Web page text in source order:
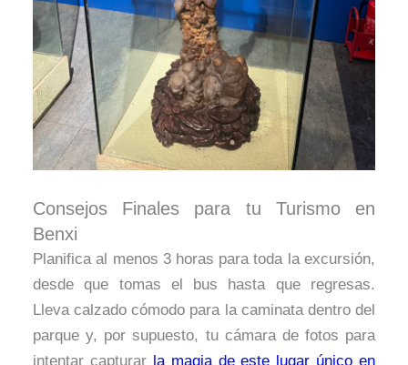
Consejos Finales para tu Turismo en
Benxi
Planifica al menos 3 horas para toda la excursión,
desde que tomas el bus hasta que regresas.
Lleva calzado cómodo para la caminata dentro del
parque y, por supuesto, tu cámara de fotos para
intentar capturar la magia de este lugar único en